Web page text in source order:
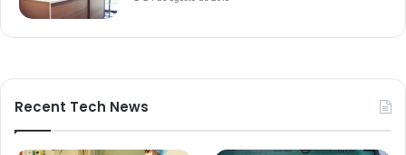
Recent Tech News